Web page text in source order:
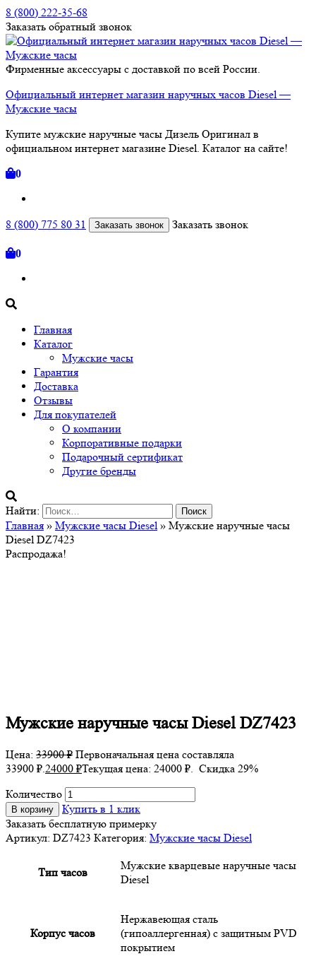
8 (800) 222-35-68
Заказать обратный звонок
Фирменные аксессуары с доставкой по всей России.
Официальный интернет магазин наручных часов Diesel —
Мужские часы
Купите мужские наручные часы Дизель Оригинал в
официальном интернет магазине Diesel. Каталог на сайте!
0
8 (800) 775 80 31 Заказать звонок Заказать звонок
0
Главная
Каталог
Мужские часы
Гарантия
Доставка
Отзывы
Для покупателей
О компании
Корпоративные подарки
Подарочный сертификат
Другие бренды
Найти:
Главная » Мужские часы Diesel» Мужские наручные часы
Diesel DZ7423
Распродажа!
Мужские наручные часы Diesel DZ7423
Цена: 33900₽ Первоначальная цена составляла
33900 ₽.24000 ₽Текущая цена: 24000 ₽. Скидка 29%
Количество
В корзину
Купить в 1 клик
Заказать бесплатную примерку
Артикул: DZ7423 Категория: Мужские часы Diesel
Тип часов
Мужские кварцевые наручные часы
Diesel
Корпус часов
Нержавеющая сталь
(гипоаллергенная) с защитным PVD
покрытием